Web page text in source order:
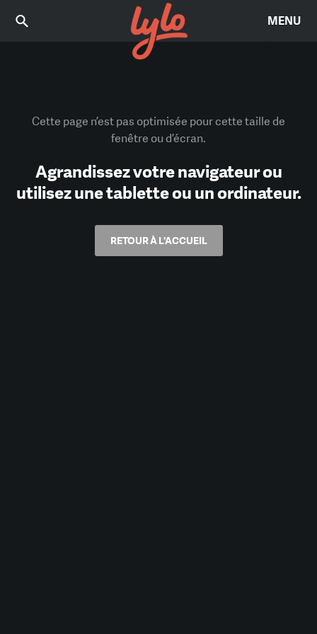
MENU
Cette page n’est pas optimisée pour cette taille de
fenêtre ou d’écran.
Agrandissez votre navigateur ou
utilisez une tablette ou un ordinateur.
RETOUR À L'ACCUEIL